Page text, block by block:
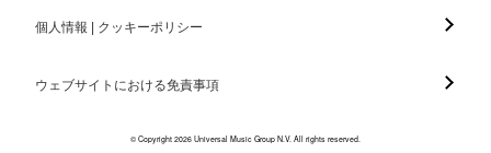
個人情報 | クッキーポリシー
ウェブサイトにおける免責事項
© Copyright 2026 Universal Music Group N.V. All rights reserved.